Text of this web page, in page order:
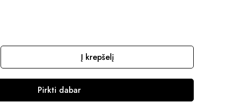
Į krepšelį
Pirkti dabar